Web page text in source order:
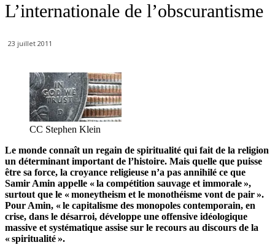
L’internationale de l’obscurantisme
23 juillet 2011
CC Stephen Klein
Le monde connaît un regain de spiritualité qui fait de la religion
un déterminant important de l’histoire. Mais quelle que puisse
être sa force, la croyance religieuse n’a pas annihilé ce que
Samir Amin appelle « la compétition sauvage et immorale »,
surtout que le « moneytheism et le monothéisme vont de pair ».
Pour Amin, « le capitalisme des monopoles contemporain, en
crise, dans le désarroi, développe une offensive idéologique
massive et systématique assise sur le recours au discours de la
« spiritualité ».